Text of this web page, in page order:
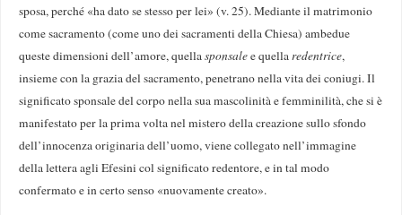
sposa, perché «ha dato se stesso per lei» (v. 25). Mediante il matrimonio
come sacramento (come uno dei sacramenti della Chiesa) ambedue
queste dimensioni dell’amore, quellasponsalee quellaredentrice,
insieme con la grazia del sacramento, penetrano nella vita dei coniugi. Il
significato sponsale del corpo nella sua mascolinità e femminilità, che si è
manifestato per la prima volta nel mistero della creazione sullo sfondo
dell’innocenza originaria dell’uomo, viene collegato nell’immagine
della lettera agli Efesini col significato redentore, e in tal modo
confermato e in certo senso «nuovamente creato».